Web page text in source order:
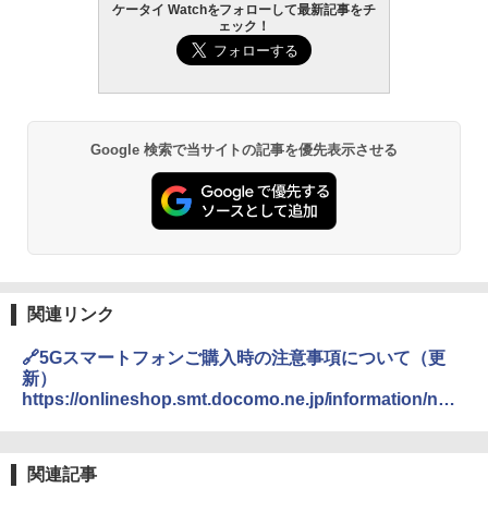
ケータイ Watchをフォローして最新記事をチ
ェック！
Google 検索で当サイトの記事を優先表示させる
関連リンク
🔗5Gスマートフォンご購入時の注意事項について（更
新）
https://onlineshop.smt.docomo.ne.jp/information/noti
関連記事